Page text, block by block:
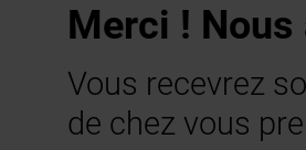
Merci ! Nous
Vous recevrez
de chez vous